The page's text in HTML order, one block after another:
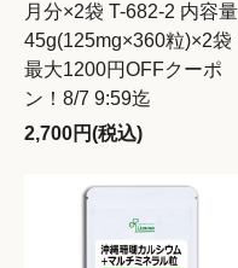
月分×2袋 T-682-2 内容量
45g(125mg×360粒)×2
最大1200円OFFクーポ
ン！8/7 9:59迄
2,700円(税込)